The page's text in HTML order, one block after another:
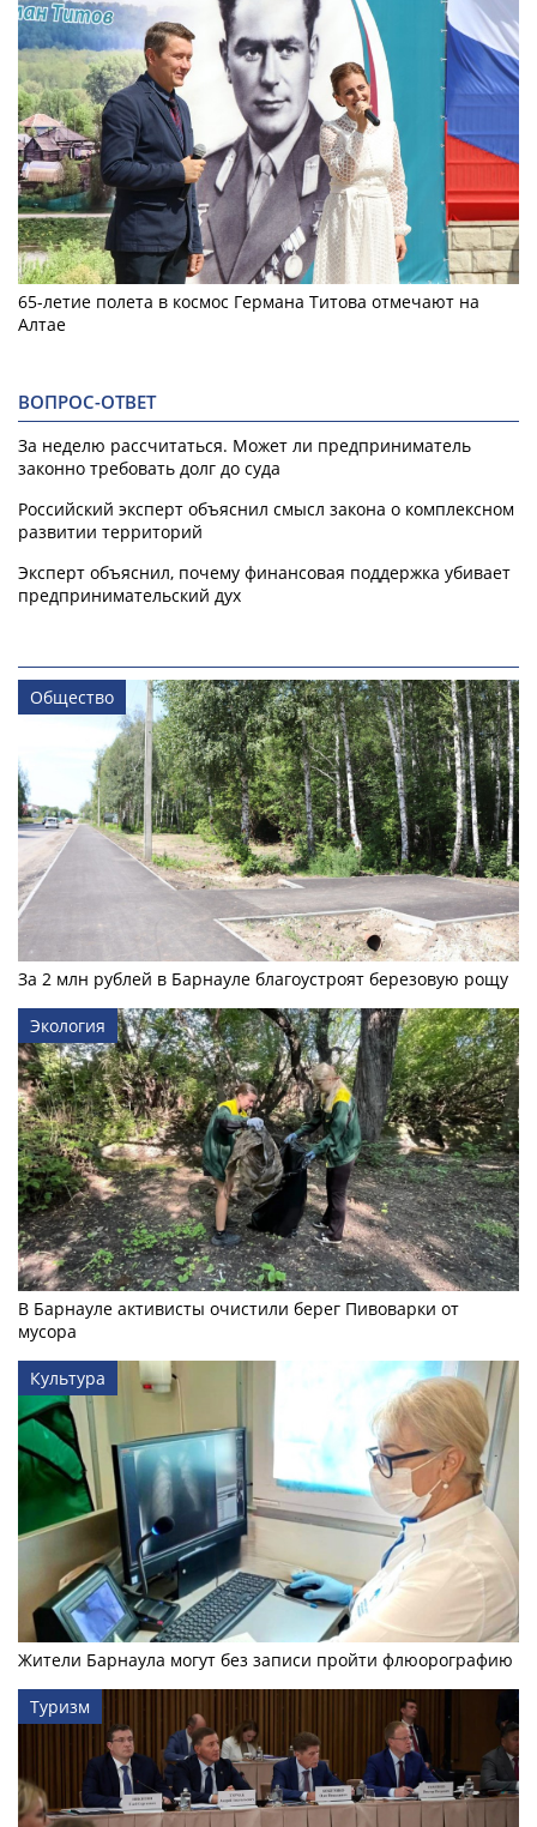
65-летие полета в космос Германа Титова отмечают на
Алтае
ВОПРОС-ОТВЕТ
За неделю рассчитаться. Может ли предприниматель
законно требовать долг до суда
Российский эксперт объяснил смысл закона о комплексном
развитии территорий
Эксперт объяснил, почему финансовая поддержка убивает
предпринимательский дух
Общество
За 2 млн рублей в Барнауле благоустроят березовую рощу
Экология
В Барнауле активисты очистили берег Пивоварки от
мусора
Культура
Жители Барнаула могут без записи пройти флюорографию
Туризм